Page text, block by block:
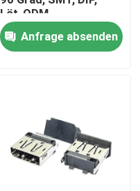
Löt-ODM
Anfrage absenden